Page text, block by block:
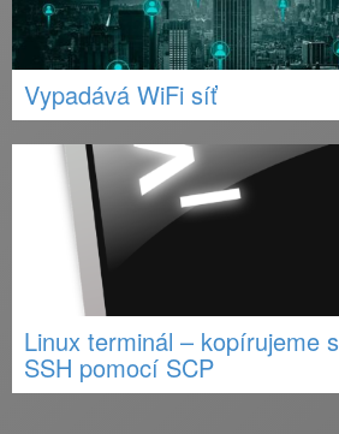
Vypadává WiFi síť
Linux terminál – kopírujeme
SSH pomocí SCP